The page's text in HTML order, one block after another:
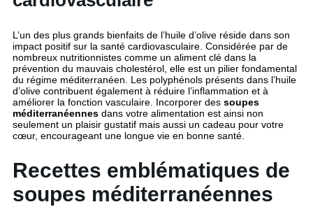
L’un des plus grands bienfaits de l’huile d’olive réside dans son
impact positif sur la santé cardiovasculaire. Considérée par de
nombreux nutritionnistes comme un aliment clé dans la
prévention du mauvais cholestérol, elle est un pilier fondamental
du régime méditerranéen. Les polyphénols présents dans l’huile
d’olive contribuent également à réduire l’inflammation et à
améliorer la fonction vasculaire. Incorporer des soupes
méditerranéennes dans votre alimentation est ainsi non
seulement un plaisir gustatif mais aussi un cadeau pour votre
cœur, encourageant une longue vie en bonne santé.
Recettes emblématiques de
soupes méditerranéennes